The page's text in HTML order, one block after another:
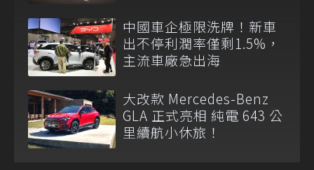
中國車企極限洗牌！新車
出不停利潤率僅剩1.5%，
主流車廠急出海
大改款 Mercedes-Benz
GLA 正式亮相 純電 643 公
里續航小休旅！